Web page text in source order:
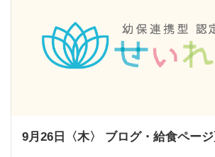
9月26日〈木〉 ブログ・給食ペー